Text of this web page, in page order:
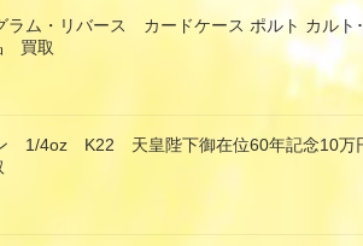
ム・リバース カードケース ポルト カルト･
買取
1/4oz K22 天皇陛下御在位60年記念10万